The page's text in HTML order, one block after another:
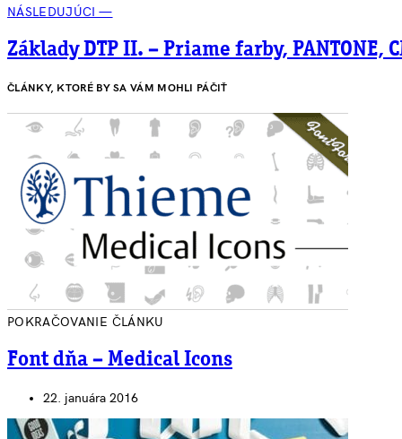
NÁSLEDUJÚCI —
Základy DTP II. – Priame farby, PANTONE,
ČLÁNKY, KTORÉ BY SA VÁM MOHLI PÁČIŤ
POKRAČOVANIE ČLÁNKU
Font dňa – Medical Icons
22. januára 2016